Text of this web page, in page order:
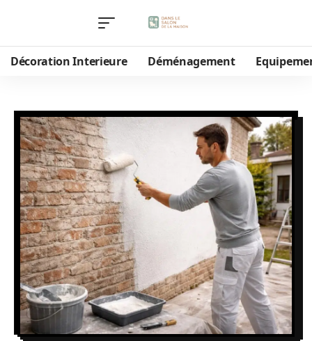
Décoration Interieure Déménagement